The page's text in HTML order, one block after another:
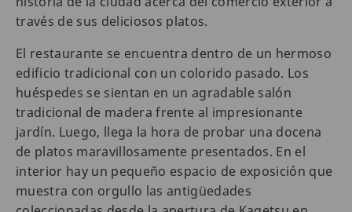
través de sus deliciosos platos.
El restaurante se encuentra dentro de un hermoso
edificio tradicional con un colorido pasado. Los
huéspedes se sientan en un agradable salón
tradicional de madera frente al impresionante
jardín. Luego, llega la hora de probar una docena
de platos maravillosamente presentados. En el
interior hay un pequeño espacio de exposición que
muestra con orgullo las antigüedades